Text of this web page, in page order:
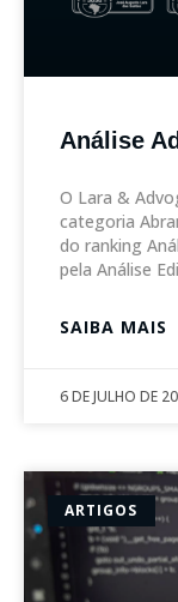
Análise
O Lara &
categoria
do ranking
pela Análise
SAIBA MAIS
6 DE JULHO DE
ARTIGOS